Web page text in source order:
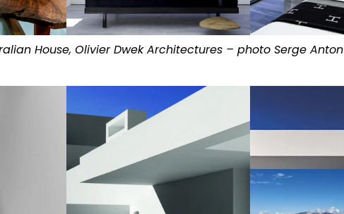
House, Olivier Dwek Architectures – photo Serge Anton